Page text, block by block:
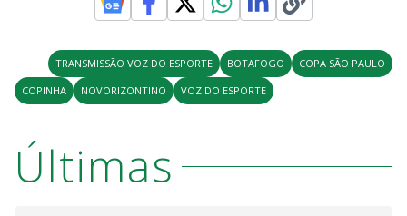
TRANSMISSÃO VOZ DO ESPORTE BOTAFOGO
COPA SÃO PAULO
COPINHA
NOVORIZONTINO VOZ DO ESPORTE
Últimas